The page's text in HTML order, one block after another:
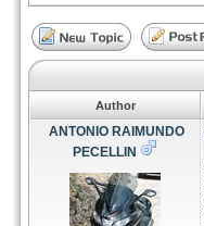
Author
ANTONIO RAIMUNDO
PECELLIN